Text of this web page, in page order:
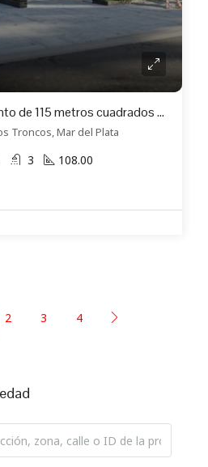
Exclusivo departamento de 115 metros cuadrados en venta en Los Troncos (304)
Troncos, Mar del Plata
3 108.00
2 3 4